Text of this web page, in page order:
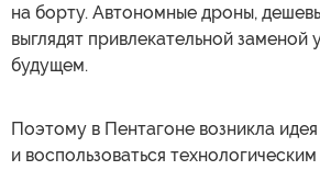
на борту. Автономные дроны,
выглядят привлекательной
будущем.
Поэтому в Пентагоне возникла
и воспользоваться